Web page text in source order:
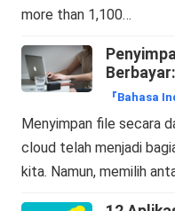
more than 1,100…
Anda?
『Bahasa
Menyimpan file secara
cloud telah menjadi
kita. Namun, memilih